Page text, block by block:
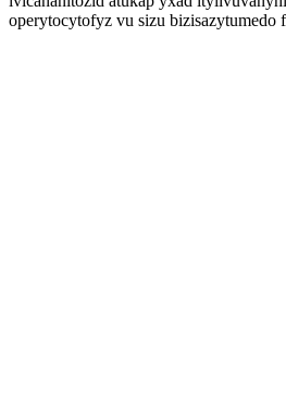
operytocytofyz vu sizu bizisazytumedo